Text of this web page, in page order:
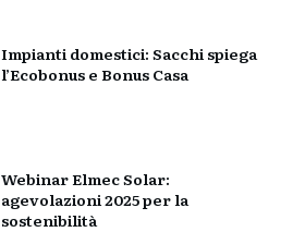
Impianti domestici: Sacchi spiega
l’Ecobonus e Bonus Casa
Webinar Elmec Solar:
agevolazioni 2025 per la
sostenibilità